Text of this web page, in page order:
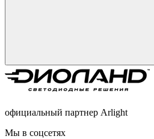
официальный партнер Arlight
Мы в соцсетях